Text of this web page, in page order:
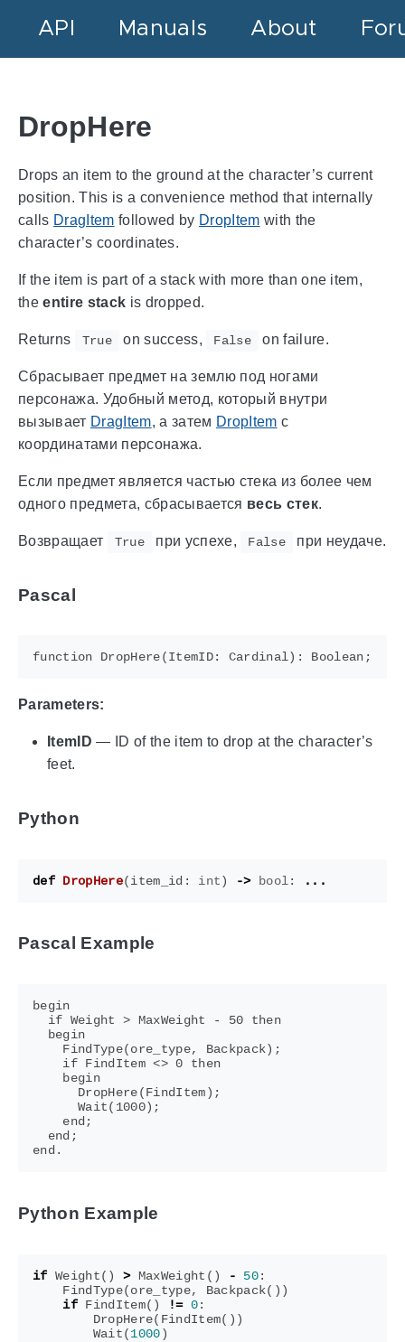
API Manuals About
DropHere
Drops an item to the ground at the character’s current
position. This is a convenience method that internally
calls DragItem followed by DropItem with the
character’s coordinates.
If the item is part of a stack with more than one item,
theentire stack is dropped.
Returns True on success, False on failure.
Сбрасывает предмет на землю под ногами
персонажа. Удобный метод, который внутри
вызывает DragItem, а затем DropItem с
координатами персонажа.
Если предмет является частью стека из более чем
одного предмета, сбрасывается весь стек.
Возвращает True при успехе, False при неудаче.
Pascal
Parameters:
ItemID — ID of the item to drop at the character’s
feet.
Python
def DropHere(item_id : int) -> bool: ...
Pascal Example
begin
  if Weight > MaxWeight - 50 then
  begin
    FindType(ore_type, Backpack);
    if FindItem <> 0 then
    begin
      DropHere(FindItem);
      Wait(1000);
    end;
  end;
Python Example
if Weight() > MaxWeight () - 50:
FindType(ore_type, Backpack())
if FindItem() != 0:
DropHere( FindItem())
Wait(1000)